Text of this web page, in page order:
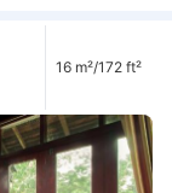
16 m²/172 ft²